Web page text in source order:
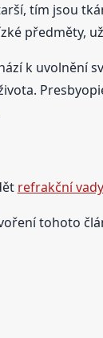
tím jsou
předměty,
k uvolnění
refrakční
tohoto